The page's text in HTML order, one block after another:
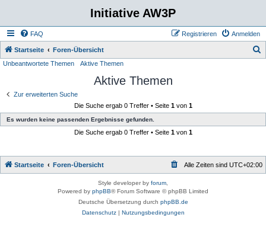
Initiative AW3P
FAQ Anmelden
Registrieren
Startseite Foren-Übersicht
Unbeantwortete Themen Aktive Themen
Aktive Themen
Zur erweiterten Suche
Die Suche ergab 0 Treffer • Seite 1von 1
Es wurden keine passenden Ergebnisse gefunden.
Die Suche ergab 0 Treffer • Seite 1von 1
Startseite Foren-Übersicht Alle Zeiten sind UTC+02:00
Style developer by forum
Powered by phpBB® Forum Software © phpBB Limited
Deutsche Übersetzung durch phpBB.de
Datenschutz| Nutzungsbedingungen